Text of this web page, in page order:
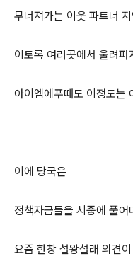
무너져가는 이웃 파트너
이토록 여러곳에서 울려퍼
아이엠에푸때도 이정도는
이에 당국은
정책자금들을 시중에 풀어
요즘 한창 설왕설래 의견